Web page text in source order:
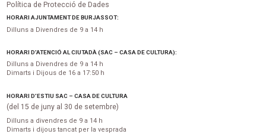
Política de Protecció de Dades
HORARI AJUNTAMENT DE BURJASSOT:
Dilluns a Divendres de 9 a 14 h
HORARI D’ATENCIÓ AL CIUTADÀ (SAC – CASA DE CULTURA):
Dilluns a Divendres de 9 a 14 h
Dimarts i Dijous de 16 a 17:50 h
HORARI D’ESTIU SAC – CASA DE CULTURA
(del 15 de juny al 30 de setembre)
Dilluns a divendres de 9 a 14 h
Dimarts i dijous tancat per la vesprada